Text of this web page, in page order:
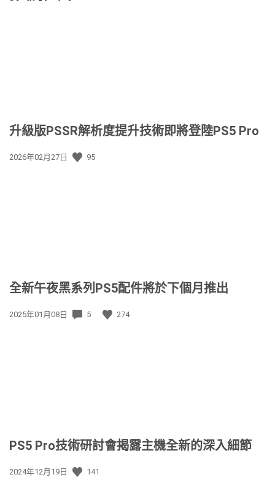
升級版PSSR解析度提升技術即將登陸PS5 Pro
發
2026年02月27日 95
全新午夜黑系列PS5配件將於下個月推出
發
2025年01月08日 5 274
PS5 Pro技術研討會揭露主機全新的深入細節
發
2024年12月19日 141